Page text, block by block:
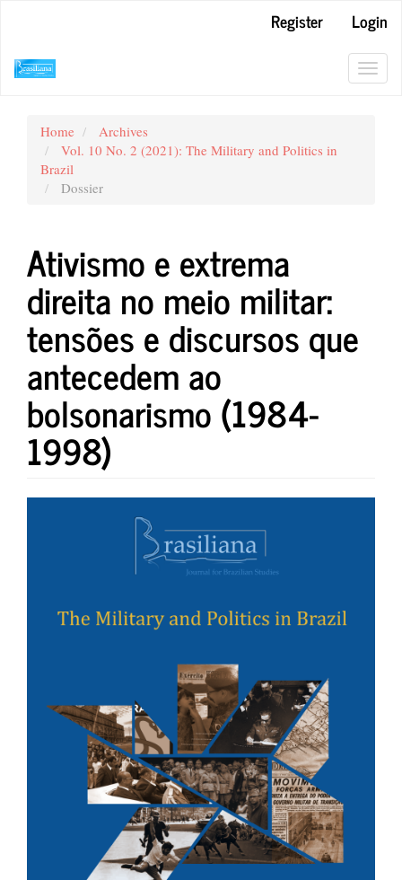
Content
Sidebar
Register
Login
Home
Archives
Vol. 10 No. 2 (2021): The Military and Politics in
Brazil
Dossier
Ativismo e extrema
direita no meio militar:
tensões e discursos que
antecedem ao
bolsonarismo (1984-
1998)
Article